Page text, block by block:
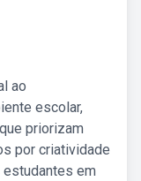
ao
escolar,
priorizam
por criatividade
em